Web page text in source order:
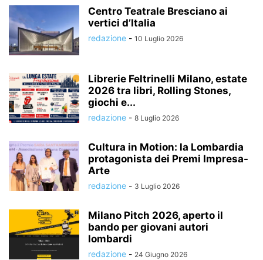
Centro Teatrale Bresciano ai
vertici d’Italia
redazione - 10 Luglio 2026
Librerie Feltrinelli Milano, estate
2026 tra libri, Rolling Stones,
giochi e...
redazione - 8 Luglio 2026
Cultura in Motion: la Lombardia
protagonista dei Premi Impresa-
Arte
redazione - 3 Luglio 2026
Milano Pitch 2026, aperto il
bando per giovani autori
lombardi
redazione - 24 Giugno 2026